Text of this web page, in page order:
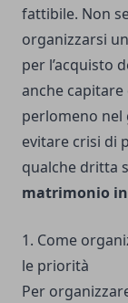
fattibile. Non
organizzarsi
per l’acquisto
anche
perlomeno
evitare crisi di
qualche dritta
matrimonio in
1. Come
le priorità
Per